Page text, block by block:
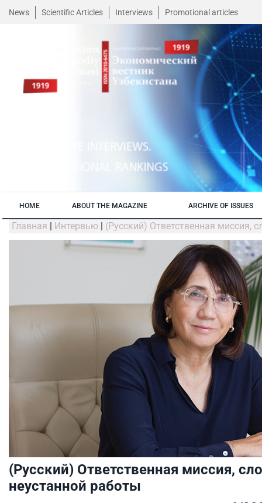
News Scientific Articles Interviews Promotional articles
HOME ABOUT THE MAGAZINE ARCHIVE OF ISSUES
Главная | Интервью | (Русский) Ответственная миссия,
(Русский) Ответственная миссия,
неустанной работы